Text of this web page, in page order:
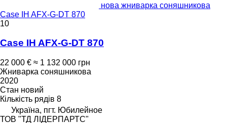
нова жниварка соняшникова
Case IH AFX-G-DT 870
10
Case IH AFX-G-DT 870
22 000 € ≈ 1 132 000 грн
Жниварка соняшникова
2020
Стан новий
Кількість рядів 8
Україна, пгт. Юбилейное
ТОВ "ТД ЛІДЕРПАРТС"